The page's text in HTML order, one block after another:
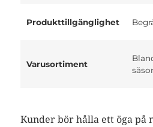
Produkttillgänglighet
Varusortiment
Kunder bör hålla ett öga på